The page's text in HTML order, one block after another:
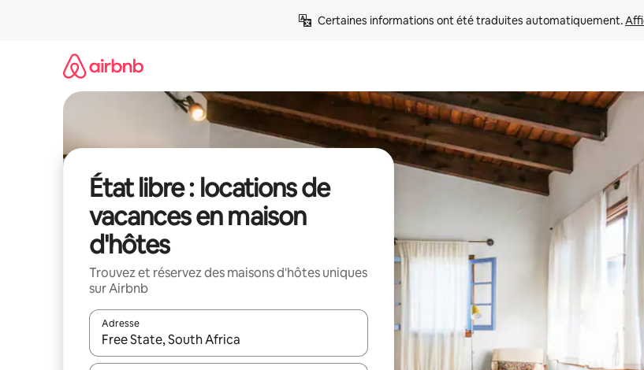
Certaines informations ont été traduites automatiquement.
État libre : locations de
vacances en maison
d'hôtes
Trouvez et réservez des maisons d'hôtes uniques
sur Airbnb
Adresse
Lorsque les résultats s'affichent, utilisez les flèches vers le haut et vers le bas pour les parcourir ou en